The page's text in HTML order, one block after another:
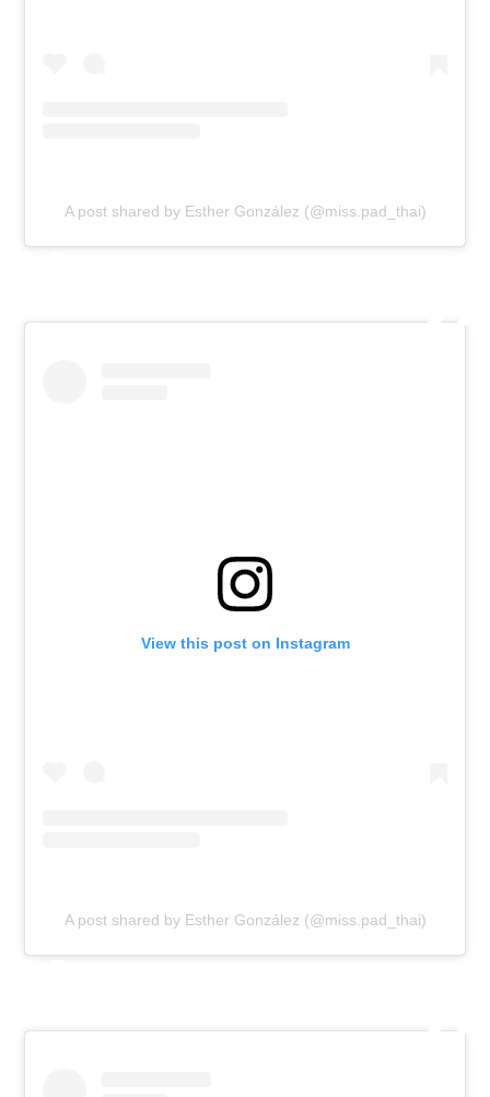
A post shared by Esther González (@miss.pad_thai)
View this post on Instagram
A post shared by Esther González (@miss.pad_thai)